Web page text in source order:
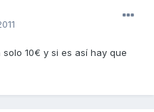
10€ y si es así hay que